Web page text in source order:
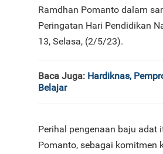
Ramdhan Pomanto dalam
Peringatan Hari Pendidikan
13, Selasa, (2/5/23).
Baca Juga: Hardiknas,
Belajar
Perihal pengenaan baju adat
Pomanto, sebagai komitmen